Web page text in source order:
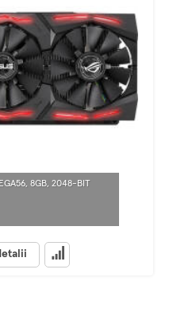
8GB, 2048-BIT